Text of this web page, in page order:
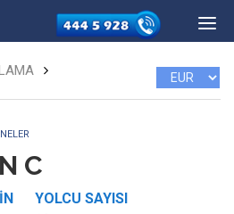
C
YOLCU SAYISI